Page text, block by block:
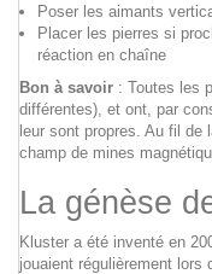
Poser les aimants
Pla­cer les pierres si
réac­tion en chaîne
Bon à savoir : Toutes les
différentes), et ont, par
leur sont propres. Au fil de
champ de mines
La génèse
Kluster a été inventé en
jouaient régulièrement lors